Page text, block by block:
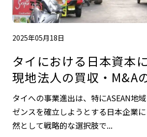
2025年05月18日
タイにおける日本資本
現地法人の買収・M&A
タイへの事業進出は、特にASEAN地
ゼンスを確立しようとする日本企業
然として戦略的な選択肢で...